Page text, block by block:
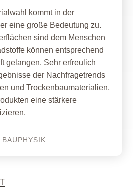
kommt in der
eine große Bedeutung zu.
sind dem Menschen
können entsprechend
gelangen. Sehr erfreulich
der Nachfragetrends
und Trockenbaumaterialien,
eine stärkere